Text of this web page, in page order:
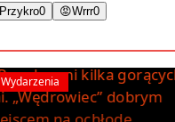
Przykro0 😡Wrrr0
Wydarzenia